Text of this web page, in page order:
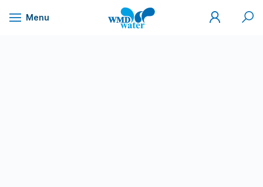
Naar
Menu
WMD
Drinkwater
Mijn
WMD
Zoek